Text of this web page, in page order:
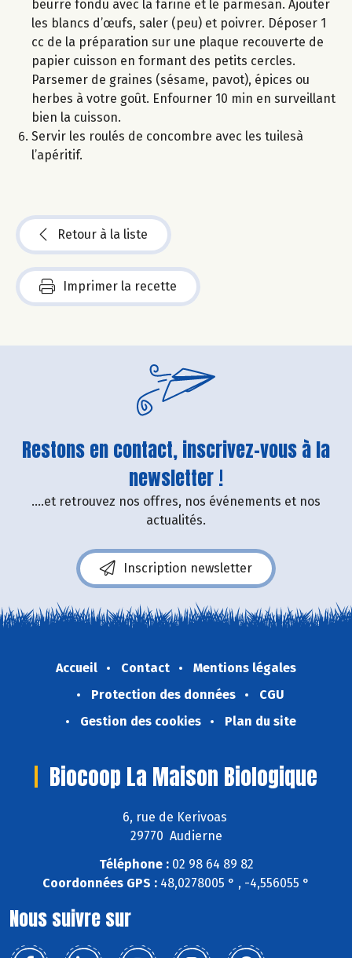
beurre fondu avec la farine et le parmesan. Ajouter
les blancs d’œufs, saler (peu) et poivrer. Déposer 1
cc de la préparation sur une plaque recouverte de
papier cuisson en formant des petits cercles.
Parsemer de graines (sésame, pavot), épices ou
herbes à votre goût. Enfourner 10 min en surveillant
bien la cuisson.
Servir les roulés de concombre avec les tuilesà
l’apéritif.
Retour à la liste
Imprimer la recette
Restons en contact, inscrivez-vous à la
newsletter !
....et retrouvez nos offres, nos événements et nos
actualités.
Inscription newsletter
Accueil Contact
Mentions légales
Protection des données
CGU
Gestion des cookies
Plan du site
Biocoop La Maison Biologique
6, rue de Kerivoas
29770 Audierne
Téléphone :02 98 64 89 82
Coordonnées GPS : 48,0278005 ° , -4,556055 °
Nous suivre sur